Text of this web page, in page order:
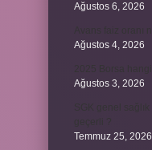
Ağustos 6, 2026
Ağustos 4, 2026
Ağustos 3, 2026
Temmuz 25, 2026